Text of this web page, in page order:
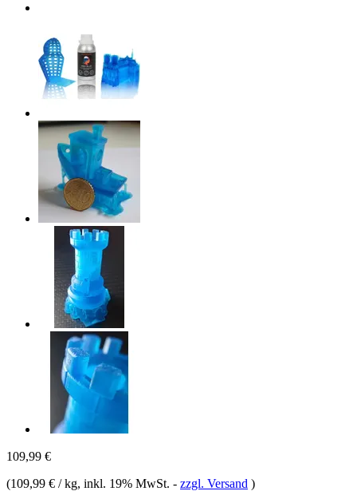
109,99 €
(109,99 € / kg, inkl. 19% MwSt. - zzgl. Versand )